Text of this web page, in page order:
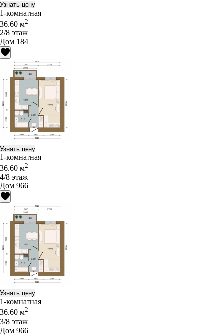
Узнать цену
1-комнатная
36.60 м2
2/8 этаж
Дом 184
Узнать цену
1-комнатная
36.60 м2
4/8 этаж
Дом 966
Узнать цену
1-комнатная
36.60 м2
3/8 этаж
Дом 966